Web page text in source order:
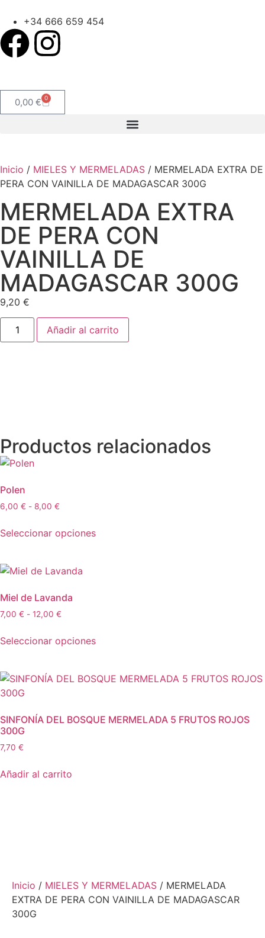
+34 666 659 454
0,00 € 0
Inicio / MIELES Y MERMELADAS / MERMELADA EXTRA DE
PERA CON VAINILLA DE MADAGASCAR 300G
MERMELADA EXTRA
DE PERA CON
VAINILLA DE
MADAGASCAR 300G
9,20 €
Añadir al carrito
Productos relacionados
Polen
6,00 € - 8,00 €
Seleccionar opciones
Miel de Lavanda
7,00 € - 12,00 €
Seleccionar opciones
SINFONÍA DEL BOSQUE MERMELADA 5 FRUTOS ROJOS
300G
7,70 €
Añadir al carrito
Inicio / MIELES Y MERMELADAS / MERMELADA
EXTRA DE PERA CON VAINILLA DE MADAGASCAR
300G